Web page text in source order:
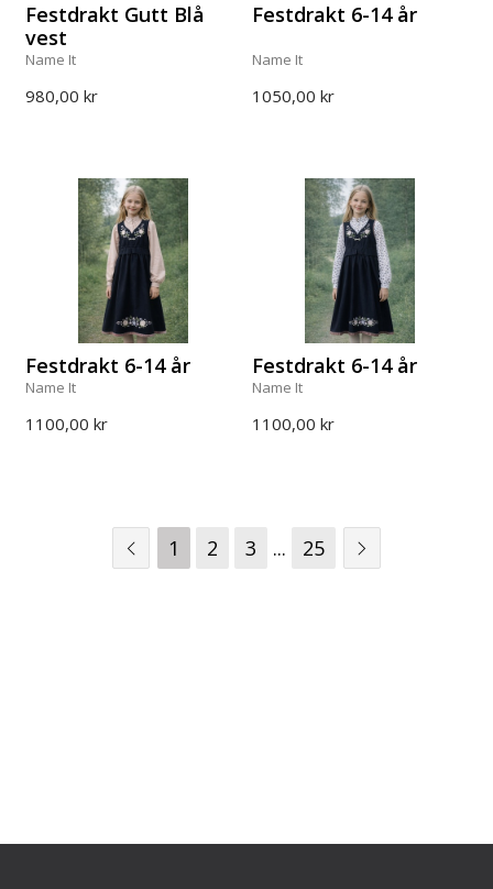
Festdrakt Gutt Blå
vest
Name It
980,00 kr
Festdrakt 6-14 år
Name It
1050,00 kr
Festdrakt 6-14 år
Name It
1100,00 kr
Festdrakt 6-14 år
Name It
1100,00 kr
1 2 3 ... 25